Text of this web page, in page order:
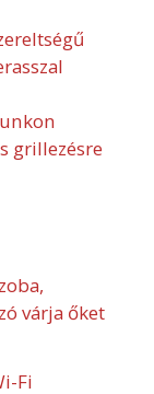
grillezésre
várja őket
Fi